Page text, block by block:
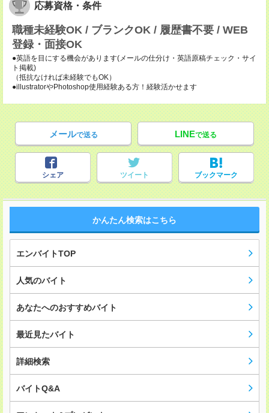
応募資格・条件
職種未経験OK / ブランクOK / 履歴書不要 / WEB
登録・面接OK
●英語を目にする機会があります(メールの仕分け・英語原稿チェック・サイ
ト掲載)
（抵抗なければ未経験でもOK）
●illustratorやPhotoshop使用経験ある方！経験活かせます
メールで送る LINEで送る
シェア ツイート ブックマーク
かんたん検索はこちら
エンバイトTOP
人気のバイト
あなたへのおすすめバイト
最近見たバイト
詳細検索
バイトQ&A